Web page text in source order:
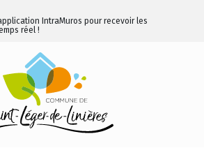
IntraMuros pour recevoir les
réel !